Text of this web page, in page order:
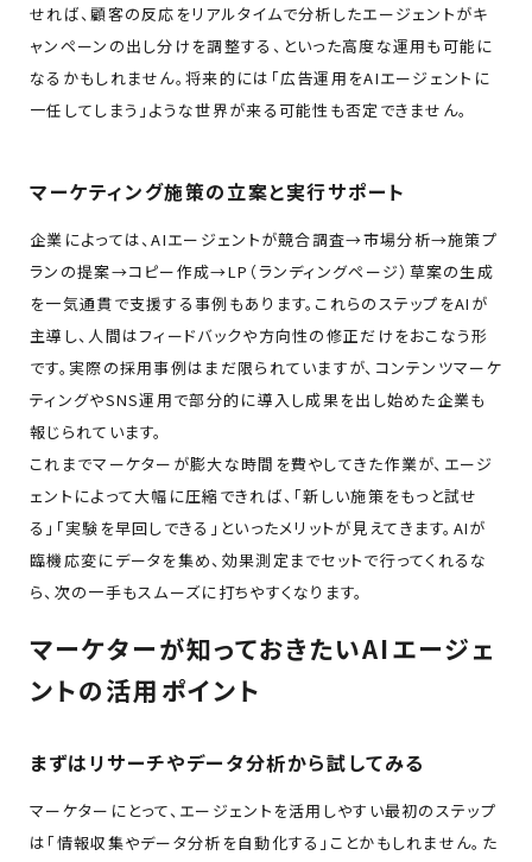
せれば、顧客の反応をリアルタイムで分析したエージェントがキ
ャンペーンの出し分けを調整する、といった高度な運用も可能に
なるかもしれません。将来的には「広告運用をAIエージェントに
一任してしまう」ような世界が来る可能性も否定できません。
マーケティング施策の立案と実行サポート
企業によっては、AIエージェントが競合調査→市場分析→施策プ
ランの提案→コピー作成→LP（ランディングページ）草案の生成
を一気通貫で支援する事例もあります。これらのステップをAIが
主導し、人間はフィードバックや方向性の修正だけをおこなう形
です。実際の採用事例はまだ限られていますが、コンテンツマーケ
ティングやSNS運用で部分的に導入し成果を出し始めた企業も
報じられています。
これまでマーケターが膨大な時間を費やしてきた作業が、エージ
ェントによって大幅に圧縮できれば、「新しい施策をもっと試せ
る」「実験を早回しできる」といったメリットが見えてきます。AIが
臨機応変にデータを集め、効果測定までセットで行ってくれるな
ら、次の一手もスムーズに打ちやすくなります。
マーケターが知っておきたいAIエージェ
ントの活用ポイント
まずはリサーチやデータ分析から試してみる
マーケターにとって、エージェントを活用しやすい最初のステップ
は「情報収集やデータ分析を自動化する」ことかもしれません。た